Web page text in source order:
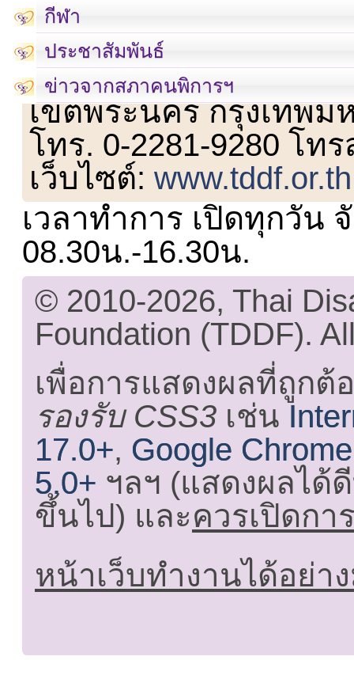
กีฬา
ประชาสัมพันธ์
ข่าวจากสภาคนพิการฯ
เลขที่ 23 ชั้น 2 ถนนวิ
เขตพระนคร กรุงเทพม
โทร. 0-2281-9280 โท
เว็บไซต์:www.tddf.or.th
เวลาทำการ เปิดทุกวัน
08.30น.-16.30น.
© 2010-2026, Thai
Foundation (TDDF).
เพื่อการแสดงผลที่ถูกต้
รองรับ CSS3 เช่น
17.0+, Google
5.0+ ฯลฯ (แสดงผลได้
ขึ้นไป) และควรเปิดกา
หน้าเว็บทำงานได้อย่า